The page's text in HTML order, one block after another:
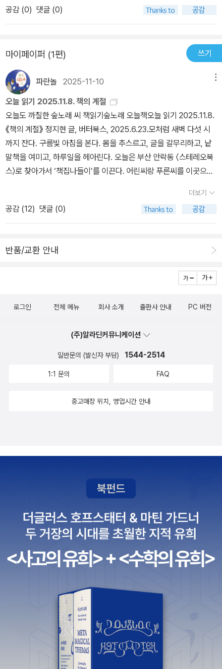
이 열렸다. 이처럼 업무 영역의 경계가 흐려지고 수행할 수 있는 일의
범위가 넓어지지만, 동시에 자신만의 전문 영역에서 비롯된 인사이트
한 기획을 빠르게 진행할 수 있고, 디자이너 역시 예전보다 훨씬 다양
한 시안으로 독자를 만족시킬 수 있다. 따라서 AI가 자신의 역할을 빼
앗는 것이 아니라 도움을 주는 도구라고 생각하고 적극 활용하는 태
도가 중요하다. 생성형 AI 도구를 익히고 업무에 적용하는 능력은 이
제 중요한 경쟁력이 되고 있으며, 빠르게 변화하는 지식 생태계에서
살아남기 위한 기본 역량이 되었다. 『출판인을 위한 AI 활용법』은 복
잡하고 다양한 출판 업무를 효과적으로 처리하기 위해 AI 도구들의
특징을 이해하고 상황에 맞게 적절히 활용함으로써 나만의 인사이트
를 확장하도록 도와줄 것이다. ▶ AI와 사람의 업무 분담이 필요한 시
대를 살아가는 법 이 책은 생성형 AI 도구들이 출판 전반에 생산성 향
상을 불러올 수 있지만, 동시에 몇 가지 주의해야 할 점을 짚어준다. A
I를 통해 얻은 자료에는 아직도 오류가 많이 존재하고, 특정 자료에만
의적인 작업에 제한적이므로 AI는 ‘혁신적인 조력자’일 수 있지만 그
서 출판사들은 주로 AI가 반복 작업이나 단순 검수 영역을 맡고, 사람
은 크리에이티브와 최종 의사결정에 집중하는 형태로 업무 분담을 시
로 참조·학습한 결과물인지, 기술과 법의 간극에서 의견이 분분하다.
책이라는 매체는 작가의 개성과 정성이 무엇보다 중요한 부분이므로,
명확한 업계 표준을 확립하는 일이 필요하다.
공감 (0) 댓글 (0)
마이페이퍼 (1편) 쓰기
파란놀 2025-11-10
오늘 읽기 2025.11.8. 책의 계절
오늘도 까칠한 숲노래 씨 책읽기숲노래 오늘책오늘 읽기 2025.11.8.
《책의 계절》 정지현 글, 버터북스, 2025.6.23.모처럼 새벽 다섯 시
까지 잔다. 구름빛 아침을 본다. 몸을 추스르고, 글을 갈무리하고, 낱
말책을 여미고, 하루일을 헤아린다. 오늘은 부산 안락동 〈스테레오북
스〉로 찾아가서 ‘책집나들이’를 이끈다. 어린씨랑 푸른씨를 이곳으로
어떤게 쥐고 만지느냐”를 들려준다. 우리집 아닌 책집과 책숲(도서
관)에 있는 책은 “고맙게 빌려서 펼치는 책”이기에 가볍게 만지고 살
짝 들출 줄 알아야 한다고 얘기한다. “종이로 묶은 책에 깃든 이야
터 온마음으로 헤아리는 눈을 익히고서 종이책을 만나자고 보탠다.
들르고서 쉬러 간다. 《책의 계절》을 오늘 장만해서 조금씩 읽는다. 이
고 책골목이 있다. 책집이란, 스스로 배우려는 사람을 잇는 푸른터라
은책집이 자리잡으면서 누구나 언제나 바람을 읽듯 글을 읽고서, 글
을 쓰듯이 마음을 쓰는 살림길을 펴면 넉넉하다고 느낀다.ㅍㄹㄴ글 :
라쓰기》, 《새로 쓰는 말밑 꾸러미 사전》, 《미래세대를 위한 우리말과
꽃》, 《쉬운 말이 평화》, 《곁말》, 《책숲마실》, 《우리말 수수께끼 동
더보기
공감 (12) 댓글 (0)
반품/교환 안내
로그인 전체 메뉴 회사 소개 출판사 안내 PC 버전
(주)알라딘커뮤니케이션
일반문의 (발신자 부담) 1544-2514
1:1 문의 FAQ
중고매장 위치, 영업시간 안내